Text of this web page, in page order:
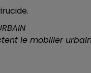
le mobilier